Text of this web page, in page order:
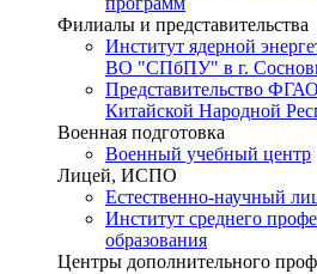
Филиалы и представительства
Институт ядерной
ВО "СПбПУ" в г.
Представительство
Китайской Народной
Военная подготовка
Военный учебный центр
Лицей, ИСПО
Естественно-научный
Институт среднего
образования
Центры дополнительного